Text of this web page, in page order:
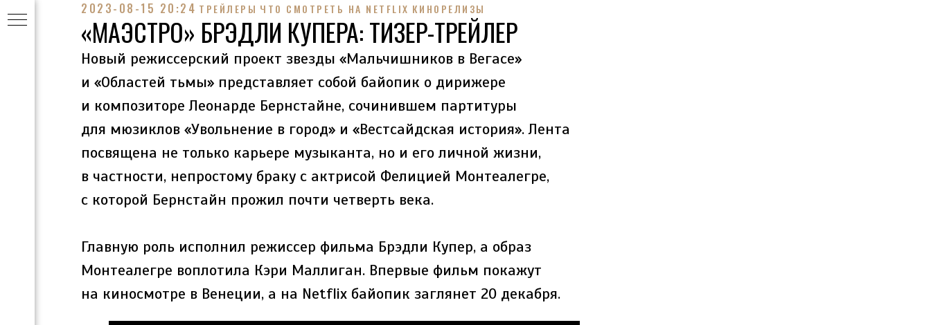
2023-08-15 20:24 ТРЕЙЛЕРЫ ЧТО СМОТРЕТЬ НА NETFLIX КИНОРЕЛИЗЫ
«МАЭСТРО» БРЭДЛИ КУПЕРА: ТИЗЕР-ТРЕЙЛЕР
Новый режиссерский проект звезды «Мальчишников в Вегасе»
и «Областей тьмы» представляет собой байопик о дирижере
и композиторе Леонарде Бернстайне, сочинившем партитуры
для мюзиклов «Увольнение в город» и «Вестсайдская история». Лента
посвящена не только карьере музыканта, но и его личной жизни,
в частности, непростому браку с актрисой Фелицией Монтеалегре,
с которой Бернстайн прожил почти четверть века.
Главную роль исполнил режиссер фильма Брэдли Купер, а образ
Монтеалегре воплотила Кэри Маллиган. Впервые фильм покажут
на киносмотре в Венеции, а на Netflix байопик заглянет 20 декабря.